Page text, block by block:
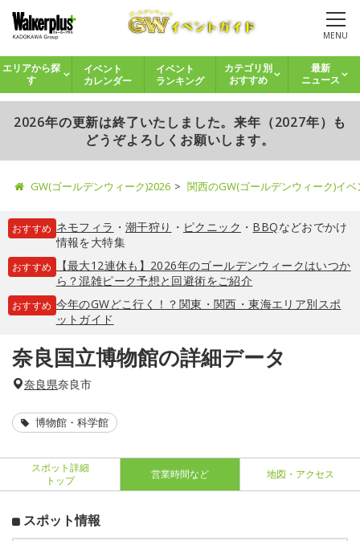
MENU
エリアから探
す
イベント
カレンダー
イベント
ランキング
カテゴリ別
おすすめ
最新
ニュース
2026年の更新は終了いたしました。来年（2027年）も
どうぞよろしくお願いします。
GW(ゴールデンウィーク)2026 関西のGW(ゴールデンウィーク)イ
おすすめ ネモフィラ ・ 潮干狩り ・ ピクニック ・ BBQなどおでかけ
情報を大特集
おすすめ
【最大12連休も】2026年のゴールデンウィークはいつか
ら？混雑ピーク予想と回避術をご紹介
おすすめ 今年のGWどこ行く！？関東・関西・東海エリア別スポ
ットガイド
奈良国立博物館の詳細データ
奈良県奈良市
博物館・科学館
スポット詳細
トップ
営業時間など 地図・アクセス
スポット情報